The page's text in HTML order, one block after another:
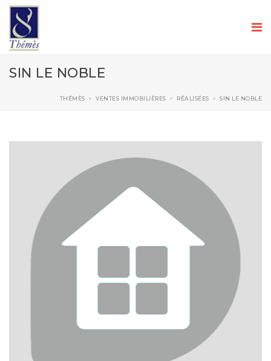
SIN LE NOBLE
THÉMÈS > VENTES IMMOBILIÈRES > RÉALISÉES > SIN LE NOBLE